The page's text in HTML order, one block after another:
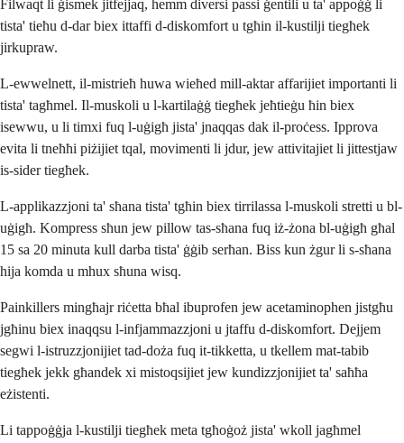
Filwaqt li ġismek jitfejjaq, hemm diversi passi ġentili u ta' appoġġ li
tista' tieħu d-dar biex ittaffi d-diskomfort u tgħin il-kustilji tiegħek
jirkupraw.
L-ewwelnett, il-mistrieħ huwa wieħed mill-aktar affarijiet importanti li
tista' tagħmel. Il-muskoli u l-kartilaġġ tiegħek jeħtieġu ħin biex
isewwu, u li timxi fuq l-uġigħ jista' jnaqqas dak il-proċess. Ipprova
evita li tneħħi piżijiet tqal, movimenti li jdur, jew attivitajiet li jittestjaw
is-sider tiegħek.
L-applikazzjoni ta' sħana tista' tgħin biex tirrilassa l-muskoli stretti u bl-
uġigħ. Kompress sħun jew pillow tas-sħana fuq iż-żona bl-uġigħ għal
15 sa 20 minuta kull darba tista' ġġib serħan. Biss kun żgur li s-sħana
hija komda u mhux sħuna wisq.
Painkillers mingħajr riċetta bħal ibuprofen jew acetaminophen jistgħu
jgħinu biex inaqqsu l-infjammazzjoni u jtaffu d-diskomfort. Dejjem
segwi l-istruzzjonijiet tad-doża fuq it-tikketta, u tkellem mat-tabib
tiegħek jekk għandek xi mistoqsijiet jew kundizzjonijiet ta' saħħa
eżistenti.
Li tappoġġja l-kustilji tiegħek meta tgħoġoż jista' wkoll jagħmel